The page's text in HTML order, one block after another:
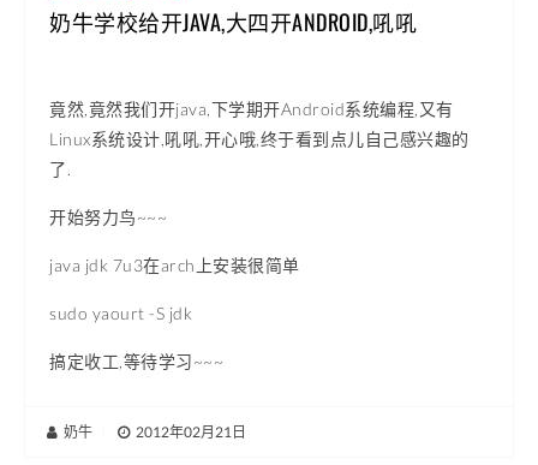
奶牛学校给开JAVA,大四开ANDROID,吼吼
竟然,竟然我们开java,下学期开Android系统编程,又有
Linux系统设计,吼吼,开心哦,终于看到点儿自己感兴趣的
了.
开始努力鸟~~~
java jdk 7u3在arch上安装很简单
sudo yaourt -S jdk
搞定收工,等待学习~~~
奶牛 2012年02月21日